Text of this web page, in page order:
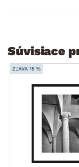
celkový rozmer:
Súvisiace
ZĽAVA 15 %